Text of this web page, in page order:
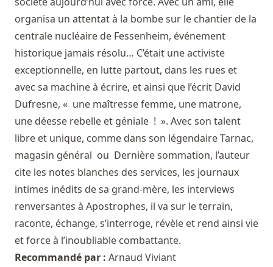
organisa un attentat à la bombe sur le chantier de la
centrale nucléaire de Fessenheim, événement
historique jamais résolu… C’était une activiste
exceptionnelle, en lutte partout, dans les rues et
avec sa machine à écrire, et ainsi que l’écrit David
Dufresne, « une maîtresse femme, une matrone,
une déesse rebelle et géniale ! ». Avec son talent
libre et unique, comme dans son légendaire Tarnac,
magasin général ou Dernière sommation, l’auteur
cite les notes blanches des services, les journaux
intimes inédits de sa grand-mère, les interviews
renversantes à Apostrophes, il va sur le terrain,
raconte, échange, s’interroge, révèle et rend ainsi vie
et force à l’inoubliable combattante.
Recommandé par : Arnaud Viviant